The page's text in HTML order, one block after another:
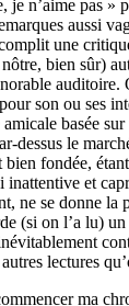
je n’aime pas »
aussi
une
bien sûr)
auditoire.
son ou ses
basée
dessus le
bien fondée,
inattentive et
ne se donne la
(si on l’a lu)
lectures
ma